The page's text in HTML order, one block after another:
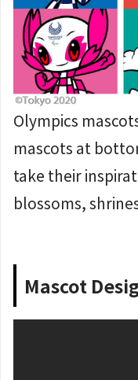
Olympics
mascots at
take their
blossoms,
Mascot